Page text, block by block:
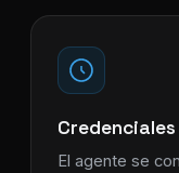
El agente se